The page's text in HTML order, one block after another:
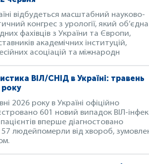
відбудеться масштабний науково-
конгрес з урології, який
фахівців з України та Європи,
академічних інституцій,
асоціацій та міжнародн
ВІЛ/СНІД в Україні: травень
2026 року в Україні офіційно
601 новий випадок ВІЛ-
вперше діагностовано
57 людейпомерли від хвороб,